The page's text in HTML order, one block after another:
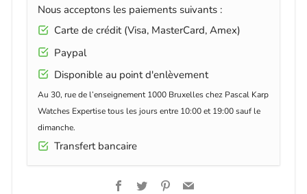
Nous acceptons les paiements suivants :
Carte de crédit (Visa, MasterCard, Amex)
Paypal
Disponible au point d'enlèvement
Au 30, rue de l’enseignement 1000 Bruxelles chez Pascal Karp
Watches Expertise tous les jours entre 10:00 et 19:00 sauf le
dimanche.
Transfert bancaire
Facebook
TwitterPinterest
Email